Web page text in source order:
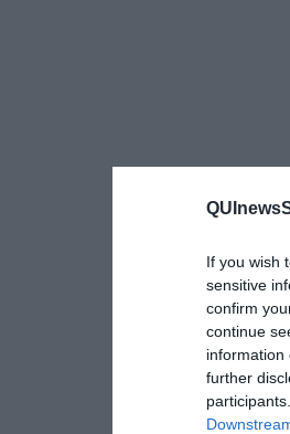
If you wish
sensitive
confirm
continue
information
further